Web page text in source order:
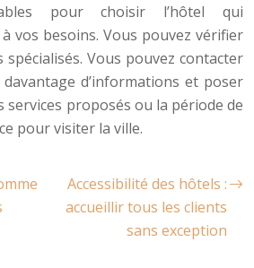
pour choisir l’hôtel qui
vos besoins. Vous pouvez vérifier
spécialisés. Vous pouvez contacter
d’informations et poser
services proposés ou la période de
pour visiter la ville.
Accessibilité des hôtels :
accueillir tous les clients
sans exception